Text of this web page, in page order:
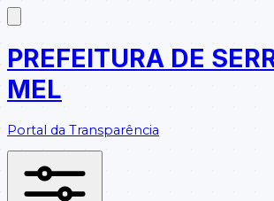
PREFEITURA DE
MEL
Portal da Transparência